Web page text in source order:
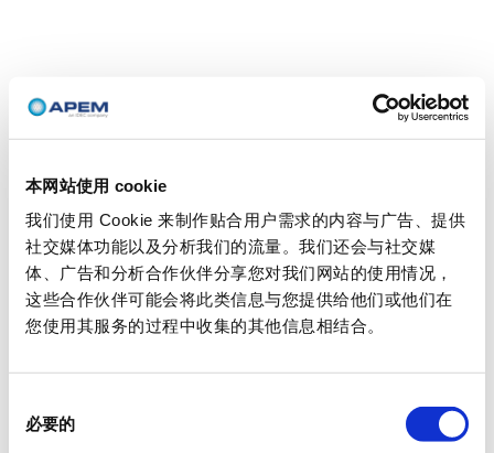
本网站使用 cookie
我们使用 Cookie 来制作贴合用户需求的内容与广告、提供
社交媒体功能以及分析我们的流量。我们还会与社交媒
体、广告和分析合作伙伴分享您对我们网站的使用情况，
这些合作伙伴可能会将此类信息与您提供给他们或他们在
您使用其服务的过程中收集的其他信息相结合。
必要的